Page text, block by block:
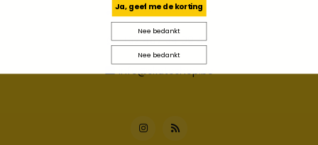
+32 487 34 09 44
+32 487 34 09 44
info@skateshop.be
Ja, geef me de korting
Nee bedankt
Nee bedankt